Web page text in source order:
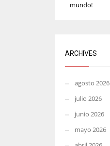
mundo!
ARCHIVES
agosto 2026
julio 2026
junio 2026
mayo 2026